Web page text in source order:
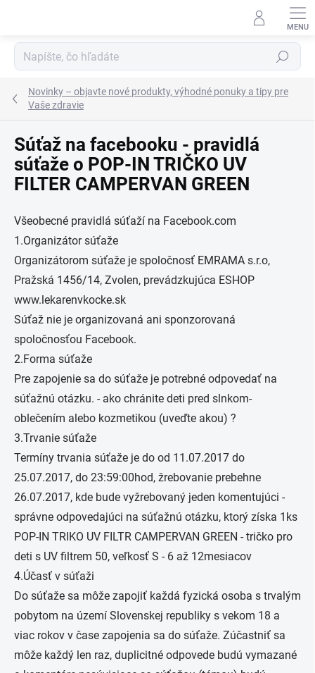
Hľadať
Novinky – objavte nové produkty, výhodné ponuky a tipy pre
Vaše zdravie
Súťaž na facebooku - pravidlá
súťaže o POP-IN TRIČKO UV
FILTER CAMPERVAN GREEN
Všeobecné pravidlá súťaží na Facebook.com
1.Organizátor súťaže
Organizátorom súťaže je spoločnosť EMRAMA s.r.o,
Pražská 1456/14, Zvolen, prevádzkujúca ESHOP
www.lekarenvkocke.sk
Súťaž nie je organizovaná ani sponzorovaná
spoločnosťou Facebook.
2.Forma súťaže
Pre zapojenie sa do súťaže je potrebné odpovedať na
súťažnú otázku. - ako chránite deti pred slnkom-
oblečením alebo kozmetikou (uveďte akou) ?
3.Trvanie súťaže
Termíny trvania súťaže je do od 11.07.2017 do
25.07.2017, do 23:59:00hod, žrebovanie prebehne
26.07.2017, kde bude vyžrebovaný jeden komentujúci -
správne odpovedajúci na súťažnú otázku, ktorý získa 1ks
POP-IN TRIKO UV FILTR CAMPERVAN GREEN - tričko pro
deti s UV filtrem 50, veľkosť S - 6 až 12mesiacov
4.Účasť v súťaži
Do súťaže sa môže zapojiť každá fyzická osoba s trvalým
pobytom na území Slovenskej republiky s vekom 18 a
viac rokov v čase zapojenia sa do súťaže. Zúčastniť sa
môže každý len raz, duplicitné odpovede budú vymazané